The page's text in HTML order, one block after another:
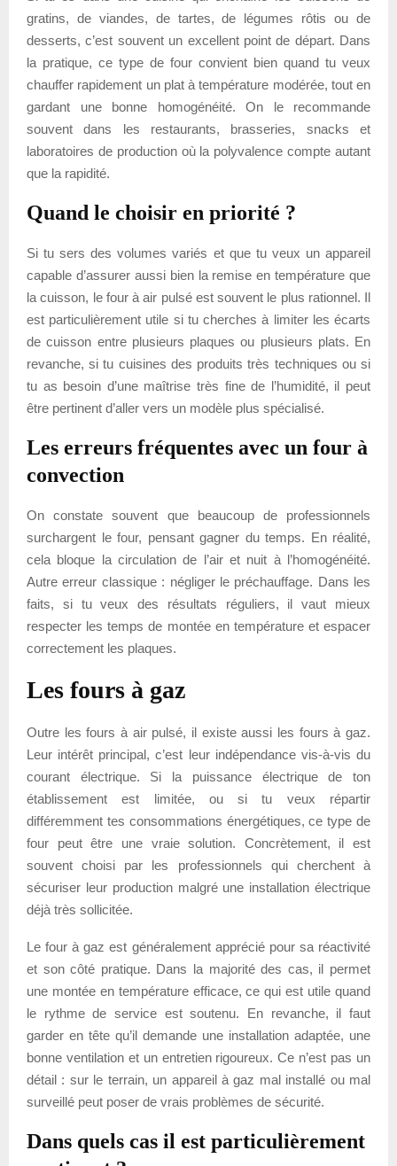
gratins, de viandes, de tartes, de légumes rôtis ou de
desserts, c’est souvent un excellent point de départ. Dans
la pratique, ce type de four convient bien quand tu veux
chauffer rapidement un plat à température modérée, tout en
gardant une bonne homogénéité. On le recommande
souvent dans les restaurants, brasseries, snacks et
laboratoires de production où la polyvalence compte autant
que la rapidité.
Quand le choisir en priorité ?
Si tu sers des volumes variés et que tu veux un appareil
capable d’assurer aussi bien la remise en température que
la cuisson, le four à air pulsé est souvent le plus rationnel. Il
est particulièrement utile si tu cherches à limiter les écarts
de cuisson entre plusieurs plaques ou plusieurs plats. En
revanche, si tu cuisines des produits très techniques ou si
tu as besoin d’une maîtrise très fine de l’humidité, il peut
être pertinent d’aller vers un modèle plus spécialisé.
Les erreurs fréquentes avec un four à
convection
On constate souvent que beaucoup de professionnels
surchargent le four, pensant gagner du temps. En réalité,
cela bloque la circulation de l’air et nuit à l’homogénéité.
Autre erreur classique : négliger le préchauffage. Dans les
faits, si tu veux des résultats réguliers, il vaut mieux
respecter les temps de montée en température et espacer
correctement les plaques.
Les fours à gaz
Outre les fours à air pulsé, il existe aussi les fours à gaz.
Leur intérêt principal, c’est leur indépendance vis-à-vis du
courant électrique. Si la puissance électrique de ton
établissement est limitée, ou si tu veux répartir
différemment tes consommations énergétiques, ce type de
four peut être une vraie solution. Concrètement, il est
souvent choisi par les professionnels qui cherchent à
sécuriser leur production malgré une installation électrique
déjà très sollicitée.
Le four à gaz est généralement apprécié pour sa réactivité
et son côté pratique. Dans la majorité des cas, il permet
une montée en température efficace, ce qui est utile quand
le rythme de service est soutenu. En revanche, il faut
garder en tête qu’il demande une installation adaptée, une
bonne ventilation et un entretien rigoureux. Ce n’est pas un
détail : sur le terrain, un appareil à gaz mal installé ou mal
surveillé peut poser de vrais problèmes de sécurité.
Dans quels cas il est particulièrement